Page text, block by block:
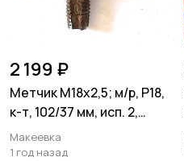
2 199 ₽
Метчик М18х2,5; м/р, Р18,
к-т, 102/37 мм, исп. 2,
основной шаг, СССР.
Макеевка
1 год назад